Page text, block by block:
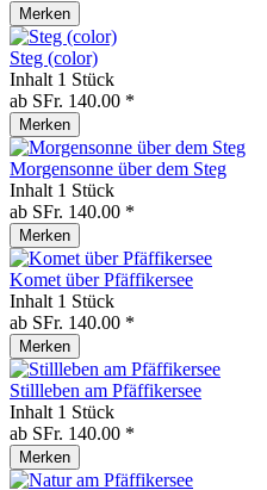
Merken
Steg (color)
Inhalt 1 Stück
ab SFr. 140.00 *
Merken
Morgensonne über dem Steg
Inhalt 1 Stück
ab SFr. 140.00 *
Merken
Komet über Pfäffikersee
Inhalt 1 Stück
ab SFr. 140.00 *
Merken
Stillleben am Pfäffikersee
Inhalt 1 Stück
ab SFr. 140.00 *
Merken